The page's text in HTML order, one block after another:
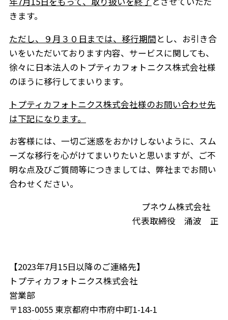
きます。
ただし、９月３０日までは、移行期間とし、お引き合
いをいただいております内容、サービスに関しても、
徐々に日本法人のトプティカフォトニクス株式会社様
のほうに移行してまいります。
トプティカフォトニクス株式会社様のお問い合わせ先
は下記になります。
お客様には、一切ご迷惑をおかけしないように、スム
ーズな移行を心がけてまいりたいと思いますが、ご不
明な点及びご質問等につきましては、弊社までお問い
合わせください。
プネウム株式会社
代表取締役 涌波 正
【2023年7月15日以降のご連絡先】
トプティカフォトニクス株式会社
営業部
〒183-0055 東京都府中市府中町1-14-1